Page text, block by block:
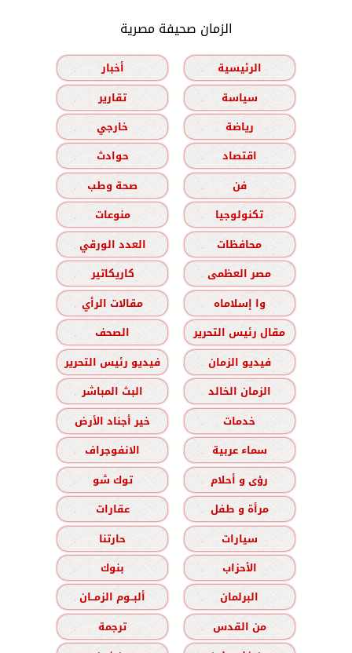
الزمان صحيفة مصرية
الرئيسية
أخبار
سياسة
تقارير
رياضة
خارجي
اقتصاد
حوادث
فن
صحة وطب
تكنولوجيا
منوعات
محافظات
العدد الورقي
مصر العظمى
كاريكاتير
وا إسلاماه
مقالات الرأي
مقال رئيس التحرير
الصحف
فيديو الزمان
فيديو رئيس التحرير
الزمان الخالد
البث المباشر
خدمات
خير أجناد الأرض
سماء عربية
الانفوجراف
رؤى و أحلام
توك شو
مرأة و طفل
عقارات
سيارات
حارتنا
الأحزاب
بنوك
البرلمان
ألبــوم الزمــان
من القدس
ترجمة